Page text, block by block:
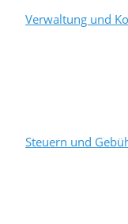
Verwaltung und
Steuern und